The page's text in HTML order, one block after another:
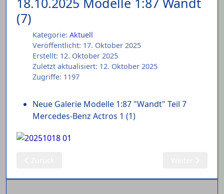
(7)
Kategorie: Aktuell
Veröffentlicht: 17. Oktober 2025
Erstellt: 12. Oktober 2025
Zuletzt aktualisiert: 12. Oktober 2025
Zugriffe: 1197
Neue Galerie Modelle 1:87 "Wandt" Teil 7
Mercedes-Benz Actros 1 (1)